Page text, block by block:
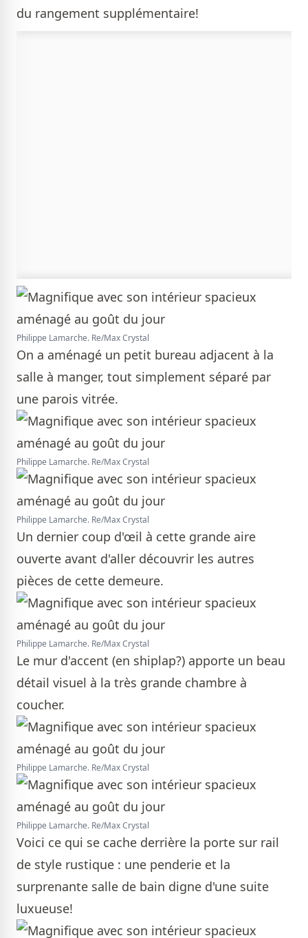
du rangement supplémentaire!
Philippe Lamarche. Re/Max Crystal
On a aménagé un petit bureau adjacent à la
salle à manger, tout simplement séparé par
une parois vitrée.
Philippe Lamarche. Re/Max Crystal
Philippe Lamarche. Re/Max Crystal
Un dernier coup d'œil à cette grande aire
ouverte avant d'aller découvrir les autres
pièces de cette demeure.
Philippe Lamarche. Re/Max Crystal
Le mur d'accent (en shiplap?) apporte un beau
détail visuel à la très grande chambre à
coucher.
Philippe Lamarche. Re/Max Crystal
Philippe Lamarche. Re/Max Crystal
Voici ce qui se cache derrière la porte sur rail
de style rustique : une penderie et la
surprenante salle de bain digne d'une suite
luxueuse!